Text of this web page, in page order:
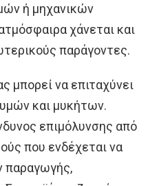
ή μηχανικών
χάνεται και
παράγοντες.
μπορεί να επιταχύνει
και μυκήτων.
επιμόλυνσης από
που ενδέχεται να
παραγωγής,